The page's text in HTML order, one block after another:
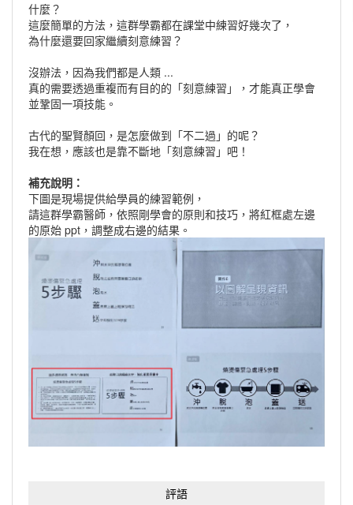
什麼？
這麼簡單的方法，這群學霸都在課堂中練習好幾次了，
為什麼還要回家繼續刻意練習？
沒辦法，因為我們都是人類 ...
真的需要透過重複而有目的的「刻意練習」，才能真正學會
並鞏固一項技能。
古代的聖賢顏回，是怎麼做到「不二過」的呢？
我在想，應該也是靠不斷地「刻意練習」吧！
補充說明：
下圖是現場提供給學員的練習範例，
請這群學霸醫師，依照剛學會的原則和技巧，將紅框處左邊
的原始 ppt，調整成右邊的結果。
評語